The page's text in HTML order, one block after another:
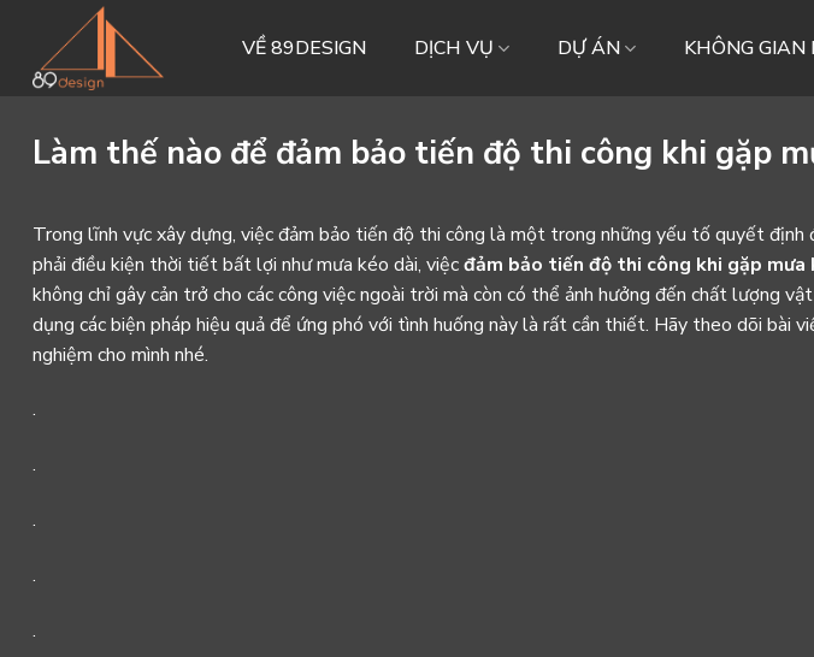
content
VỀ 89DESIGN DỊCH VỤ DỰ ÁN KHÔNG
Làm thế nào để đảm bảo tiến độ thi công khi gặp
Trong lĩnh vực xây dựng, việc đảm bảo tiến độ thi công là một trong những yếu tố quyết định
phải điều kiện thời tiết bất lợi như mưa kéo dài, việcđảm bảo tiến độ thi công khi gặp
không chỉ gây cản trở cho các công việc ngoài trời mà còn có thể ảnh hưởng đến chất lượng
dụng các biện pháp hiệu quả để ứng phó với tình huống này là rất cần thiết. Hãy theo dõi bài
nghiệm cho mình nhé.
.
.
.
.
.